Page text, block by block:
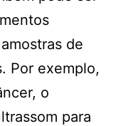
de
Por exemplo,
o
para